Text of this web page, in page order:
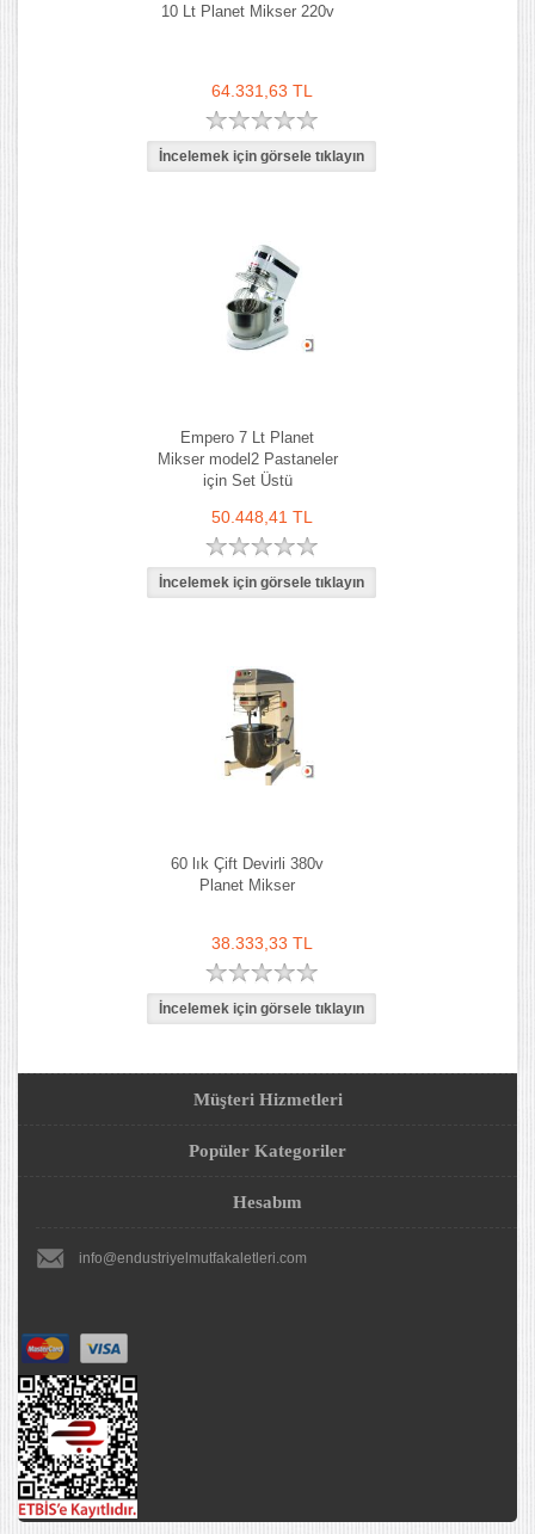
10 Lt Planet Mikser 220v
64.331,63 TL
Empero 7 Lt Planet
Mikser model2 Pastaneler
için Set Üstü
50.448,41 TL
60 lık Çift Devirli 380v
Planet Mikser
38.333,33 TL
Müşteri Hizmetleri
Popüler Kategoriler
Hesabım
info@endustriyelmutfakaletleri.com